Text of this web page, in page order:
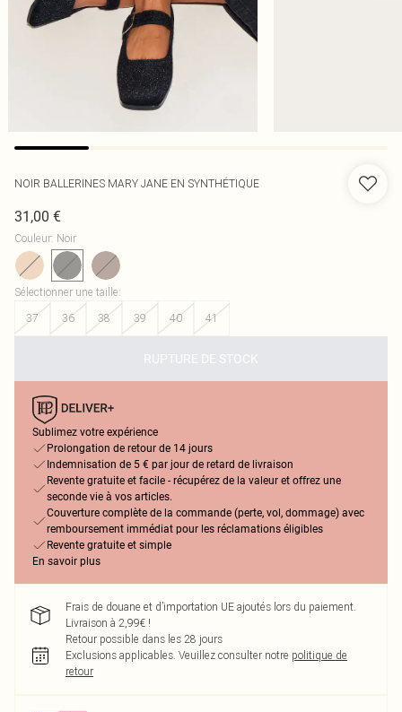
NOIR BALLERINES MARY JANE EN SYNTHÉTIQUE
31,00 €
Couleur: Noir
Sélectionner une taille:
37
36 38 39 40 41
RUPTURE DE STOCK
Sublimez votre expérience
Prolongation de retour de 14 jours
Indemnisation de 5 € par jour de retard de livraison
Revente gratuite et facile - récupérez de la valeur et offrez une
seconde vie à vos articles.
Couverture complète de la commande (perte, vol, dommage) avec
remboursement immédiat pour les réclamations éligibles
Revente gratuite et simple
En savoir plus
Frais de douane et d’importation UE ajoutés lors du paiement.
Livraison à 2,99€ !
Retour possible dans les 28 jours
Exclusions applicables. Veuillez consulter notre politique de
retour